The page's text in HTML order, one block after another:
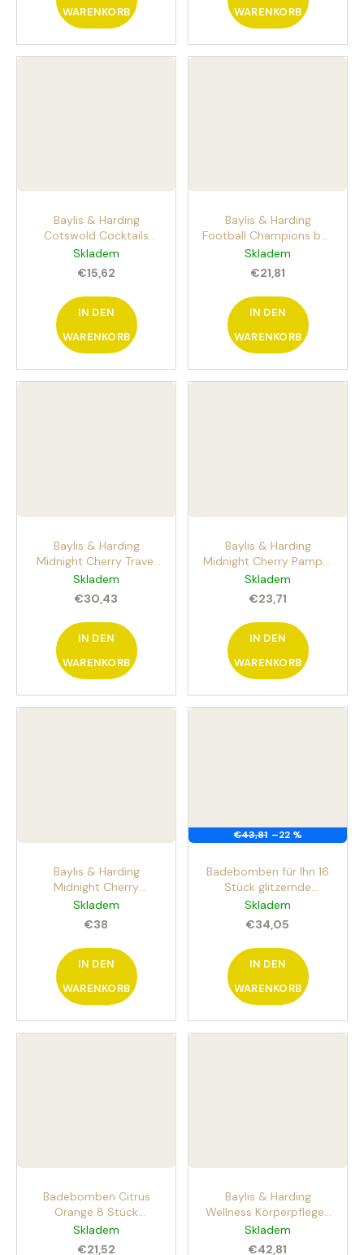
WARENKORB
WARENKORB
Baylis & Harding
Cotswold Cocktails
Happy Hour 3x100 ml
Körperpflege-Set
Skladem
€15,62
IN DEN
WARENKORB
Baylis & Harding
Football Champions bus
body and hair care kit 4
ksverspieltes Kinderset
mit Körper- und
Haarpflegeprodukten für
kleine Fußballer
Skladem
€21,81
IN DEN
WARENKORB
Baylis & Harding
Midnight Cherry Travel
Kit Reisegarnitur für die
Körperpflege, 4-teilig
Skladem
€30,43
IN DEN
WARENKORB
Baylis & Harding
Midnight Cherry Pamper
Trio Körperpflege-Set
3-teilig
Skladem
€23,71
IN DEN
WARENKORB
Baylis & Harding
Midnight Cherry
Candlelit Bathing Set 4-
teiliges Set zur Pflege
von Körper und Geist
Skladem
€38
IN DEN
WARENKORB
€43,81 –22 %
Badebomben für Ihn 16
Stück glitzernde
Badebomben
Skladem
€34,05
IN DEN
WARENKORB
Badebomben Citrus
Orange 8 Stück
prickelnde Badebomben
Skladem
€21,52
Baylis & Harding
Wellness Körperpflege-
Set und Kerzen 6 Stück
Skladem
€42,81